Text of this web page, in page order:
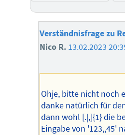
Verständnisfrage zu
Nico R. 13.02.2023
Ohje, bitte nicht noch
danke natürlich für
dann wohl [.|,]{1} die
Eingabe von '123,,45'